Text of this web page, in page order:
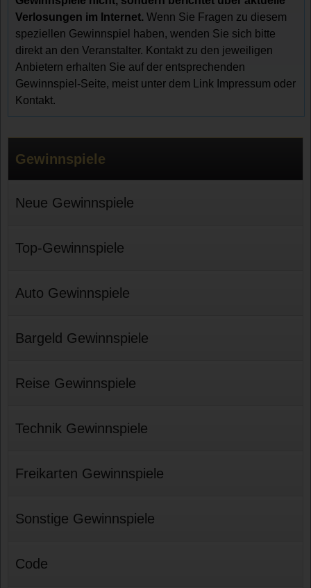
Verlosungen im Internet. Wenn Sie Fragen zu diesem
speziellen Gewinnspiel haben, wenden Sie sich bitte
direkt an den Veranstalter. Kontakt zu den jeweiligen
Anbietern erhalten Sie auf der entsprechenden
Gewinnspiel-Seite, meist unter dem Link Impressum oder
Kontakt.
Gewinnspiele
Neue Gewinnspiele
Top-Gewinnspiele
Auto Gewinnspiele
Bargeld Gewinnspiele
Reise Gewinnspiele
Technik Gewinnspiele
Freikarten Gewinnspiele
Sonstige Gewinnspiele
Code